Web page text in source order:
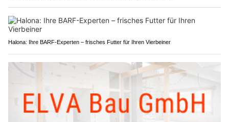
Halona: Ihre BARF-Experten – frisches Futter für Ihren Vierbeiner